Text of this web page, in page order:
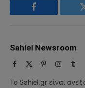
Facebook
Sahiel Newsroom
Facebook PinterestInstagram
Το Sahiel.gr είναι